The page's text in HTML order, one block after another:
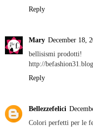
Reply
Mary December 18,
bellisismi prodotti!
http://
Reply
Bellezzefelici
Colori perfetti per le